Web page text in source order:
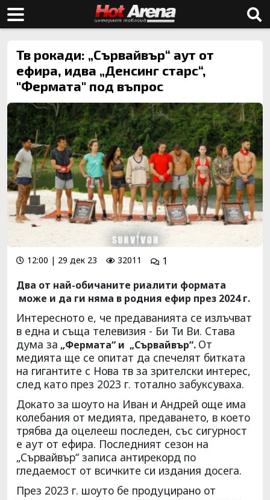
Тв рокади: „Сървайвър“ аут от
ефира, идва „Денсинг старс“,
"Фермата" под въпрос
12:00 | 29 дек 23 32011
1
Два от най-обичаните риалити формата
може и да ги няма в родния ефир през 2024 г.
Интересното е, че предаванията се излъчват
в една и съща телевизия - Би Ти Ви. Става
дума за „Фермата“ и „Сървайвър“. От
медията ще се опитат да спечелят битката
на гигантите с Нова тв за зрителски интерес,
след като през 2023 г. тотално забуксуваха.
Докато за шоуто на Иван и Андрей още има
колебания от медията, предаването, в което
трябва да оцелееш последен, със сигурност
е аут от ефира. Последният сезон на
„Сървайвър“ записа антирекорд по
гледаемост от всичките си издания досега.
През 2023 г. шоуто бе продуцирано от